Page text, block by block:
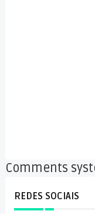
Comments
REDES SOCIAIS